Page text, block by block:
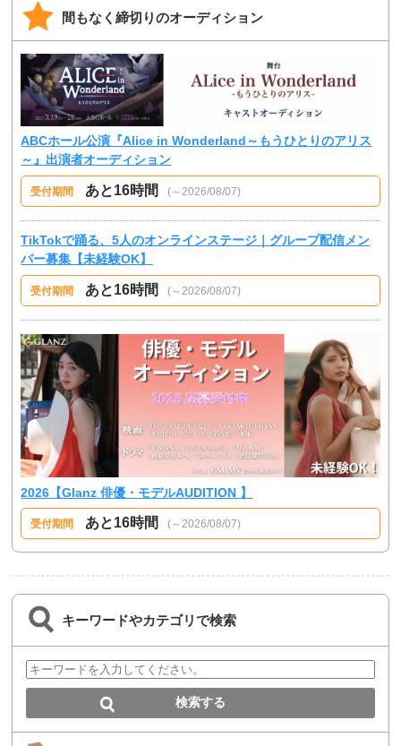
間もなく締切りのオーディション
ABCホール公演『Alice in Wonderland～もうひとりのアリス
～』出演者オーディション
受付期間 あと16時間 (～2026/08/07)
TikTokで踊る、5人のオンラインステージ｜グループ配信メン
バー募集【未経験OK】
受付期間 あと16時間 (～2026/08/07)
2026【Glanz 俳優・モデルAUDITION 】
受付期間 あと16時間 (～2026/08/07)
キーワードやカテゴリで検索